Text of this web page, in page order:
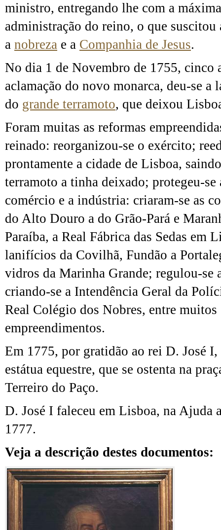
ministro, entregando lhe com a
administração do reino, o que
a nobreza e a Companhia de Jesus.
No dia 1 de Novembro de 1755, cinco
aclamação do novo monarca, deu-se a
do grande terramoto, que deixou
Foram muitas as reformas
reinado: reorganizou-se o exército;
prontamente a cidade de Lisboa,
terramoto a tinha deixado; protegeu-
comércio e a indústria: criaram-se as
do Alto Douro a do Grão-Pará e
Paraíba, a Real Fábrica das Sedas em
lanifícios da Covilhã, Fundão a
vidros da Marinha Grande; regulou-se
criando-se a Intendência Geral da
Real Colégio dos Nobres, entre muitos
empreendimentos.
Em 1775, por gratidão ao rei D. José
estátua equestre, que se ostenta na
Terreiro do Paço.
D. José I faleceu em Lisboa, na Ajuda
1777.
Veja a descrição destes documentos: